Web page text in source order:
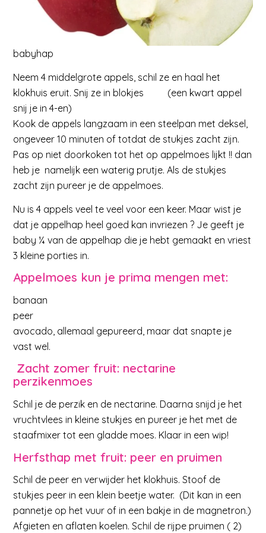
babyhap
Neem 4 middelgrote appels, schil ze en haal het
klokhuis eruit. Snij ze in blokjes (een kwart appel
snij je in 4-en)
Kook de appels langzaam in een steelpan met deksel,
ongeveer 10 minuten of totdat de stukjes zacht zijn.
Pas op niet doorkoken tot het op appelmoes lijkt !! dan
heb je namelijk een waterig prutje. Als de stukjes
zacht zijn pureer je de appelmoes.
Nu is 4 appels veel te veel voor een keer. Maar wist je
dat je appelhap heel goed kan invriezen ? Je geeft je
baby ¼ van de appelhap die je hebt gemaakt en vriest
3 kleine porties in.
Appelmoes kun je prima mengen met:
banaan
peer
avocado, allemaal gepureerd, maar dat snapte je
vast wel.
Zacht zomer fruit: nectarine
perzikenmoes
Schil je de perzik en de nectarine. Daarna snijd je het
vruchtvlees in kleine stukjes en pureer je het met de
staafmixer tot een gladde moes. Klaar in een wip!
Herfsthap met fruit: peer en pruimen
Schil de peer en verwijder het klokhuis. Stoof de
stukjes peer in een klein beetje water. (Dit kan in een
pannetje op het vuur of in een bakje in de magnetron.)
Afgieten en aflaten koelen. Schil de rijpe pruimen ( 2)